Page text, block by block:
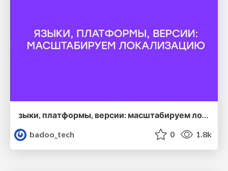
зыки, платформы, версии: масштабируем локализацию — Алексей Тимин(Badoo)
badoo_tech
0 1.8k